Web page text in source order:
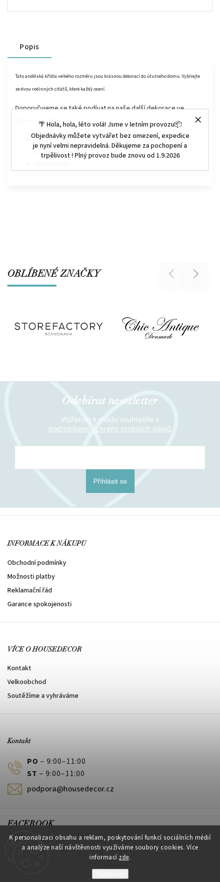
K personalizaci obsahu a reklam, poskytování funkcí sociálních médií
a analýze naší návštěvnosti využíváme soubory cookies. Více
informací zde.
🌴 Hola, hola, léto volá! Jsme v letním provozu📦
Objednávky můžete vytvářet bez omezení, expedice
je nyní velmi nepravidelná. Děkujeme za pochopení a
trpělivost ! Plný provoz bude znovu od 1.9.2026
Popis
Tatoandělská křídla velkého rozměru jsou krásnou dekorací do útulného domu. Vybírejte
ze dvou rodinných citátů, které každý ocení.
Doporučujeme se také podívat na naše další dekorace ve
tvarech andělů.
Velikost: 36 x 30 cm
Materiál: dřevo
OBLÍBENÉ ZNAČKY Previous Next
Odebírat newsletter
Vložením e-mailu souhlasíte s
podmínkami ochrany osobních údajů
Přihlásit se
INFORMACE K NÁKUPU
Obchodní podmínky
Možnosti platby
Reklamační řád
Garance spokojenosti
VÍCE O HOUSEDECOR
Kontakt
Velkoobchod
Soutěžíme a vyhráváme
Kontakt
PO – 9:00–11:00
ST – 9:00–11:00
podpora@housedecor.cz
FACEBOOK